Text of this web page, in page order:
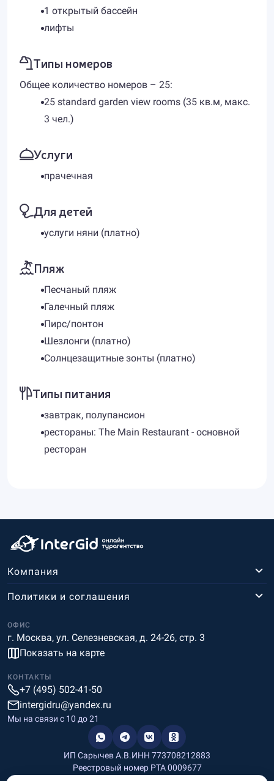
1 открытый бассейн
лифты
Типы номеров
Общее количество номеров – 25:
25 standard garden view rooms (35 кв.м, макс.
3 чел.)
Услуги
прачечная
Для детей
услуги няни (платно)
Пляж
Песчаный пляж
Галечный пляж
Пирс/понтон
Шезлонги (платно)
Солнцезащитные зонты (платно)
Типы питания
завтрак, полупансион
рестораны: The Main Restaurant - основной
ресторан
Компания
ОФИС
г. Москва, ул. Селезневская, д. 24-26, стр. 3
Показать на карте
Политики и соглашения
КОНТАКТЫ
+7 (495) 502-41-50
intergidru@yandex.ru
Мы на связи c 10 до 21
ИП Сарычев А.В.ИНН 773708212883
Реестровый номер РТА 0009677